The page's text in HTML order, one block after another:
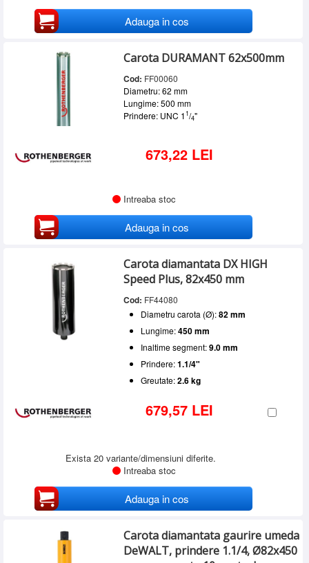
Adauga in cos
Carota DURAMANT 62x500mm
Cod: FF00060
Diametru: 62 mm
Lungime: 500 mm
Prindere: UNC 1 1/4"
673,22 LEI
Intreaba stoc
Adauga in cos
Carota diamantata DX HIGH
Speed Plus, 82x450 mm
Cod: FF44080
Diametru carota (Ø):82 mm
Lungime:450 mm
Inaltime segment:9.0 mm
Prindere:1.1/4"
Greutate:2.6 kg
679,57 LEI
Exista 20 variante/dimensiuni diferite.
Intreaba stoc
Adauga in cos
Carota diamantata gaurire umeda
DeWALT, prindere 1.1/4, Ø82x450